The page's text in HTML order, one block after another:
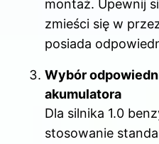
montaż. Upewnij
zmieści się w
posiada
Wybór
akumulatora
Dla silnika 1.0
stosowanie